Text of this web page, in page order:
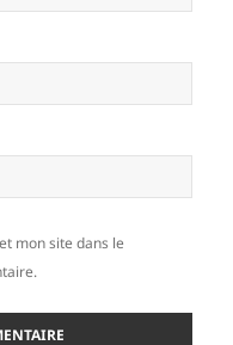
mon site dans le